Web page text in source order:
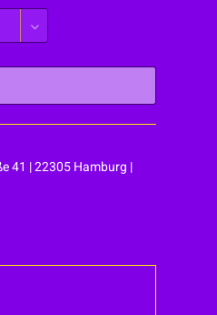
41 | 22305 Hamburg |